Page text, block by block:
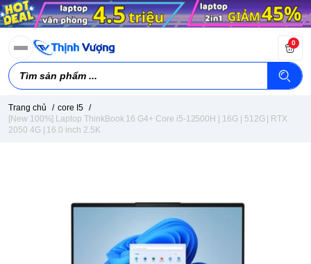
0
Trang chủ / core I5 /
[New 100%] Laptop ThinkBook 16 G4+ Core i5-12500H | 16G | 512G | RTX
2050 4G | 16.0 inch 2.5K